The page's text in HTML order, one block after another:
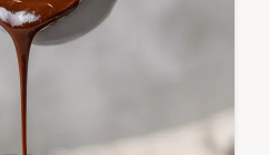
checklist des
guide de
par étape.